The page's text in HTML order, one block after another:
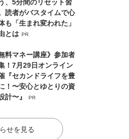
、5分間のリセット習
読者がバスタイムで心
も「生まれ変われた」
とは PR
無料マネー講座》参加者
！7月29日オンライン
『セカンドライフを豊
！〜安心とゆとりの資
計〜』
PR
せを見る